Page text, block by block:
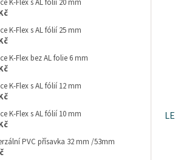
K-Flex s AL fólií 20 mm
K-Flex s AL fólií 25 mm
K-Flex bez AL folie 6 mm
K-Flex s AL fólií 12 mm
K-Flex s AL fólií 10 mm
PVC přísavka 32 mm /53mm